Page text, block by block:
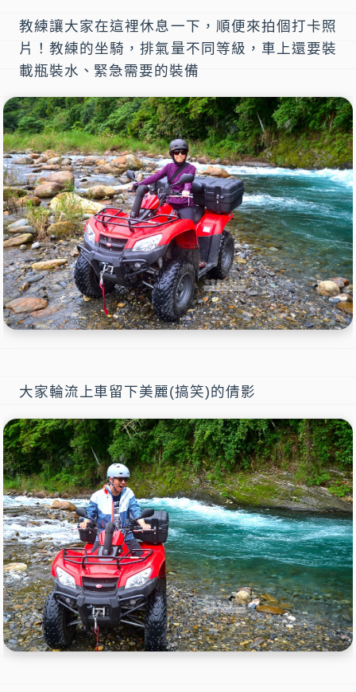
教練讓大家在這裡休息一下，順便來拍個打卡照
片！教練的坐騎，排氣量不同等級，車上還要裝
載瓶裝水、緊急需要的裝備
大家輪流上車留下美麗(搞笑)的倩影